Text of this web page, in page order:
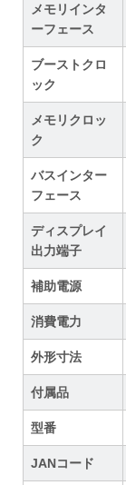
メモリインタ
ーフェース
ブーストクロ
ック
メモリクロッ
ク
バスインター
フェース
ディスプレイ
出力端子
補助電源
消費電力
外形寸法
付属品
型番
JANコード